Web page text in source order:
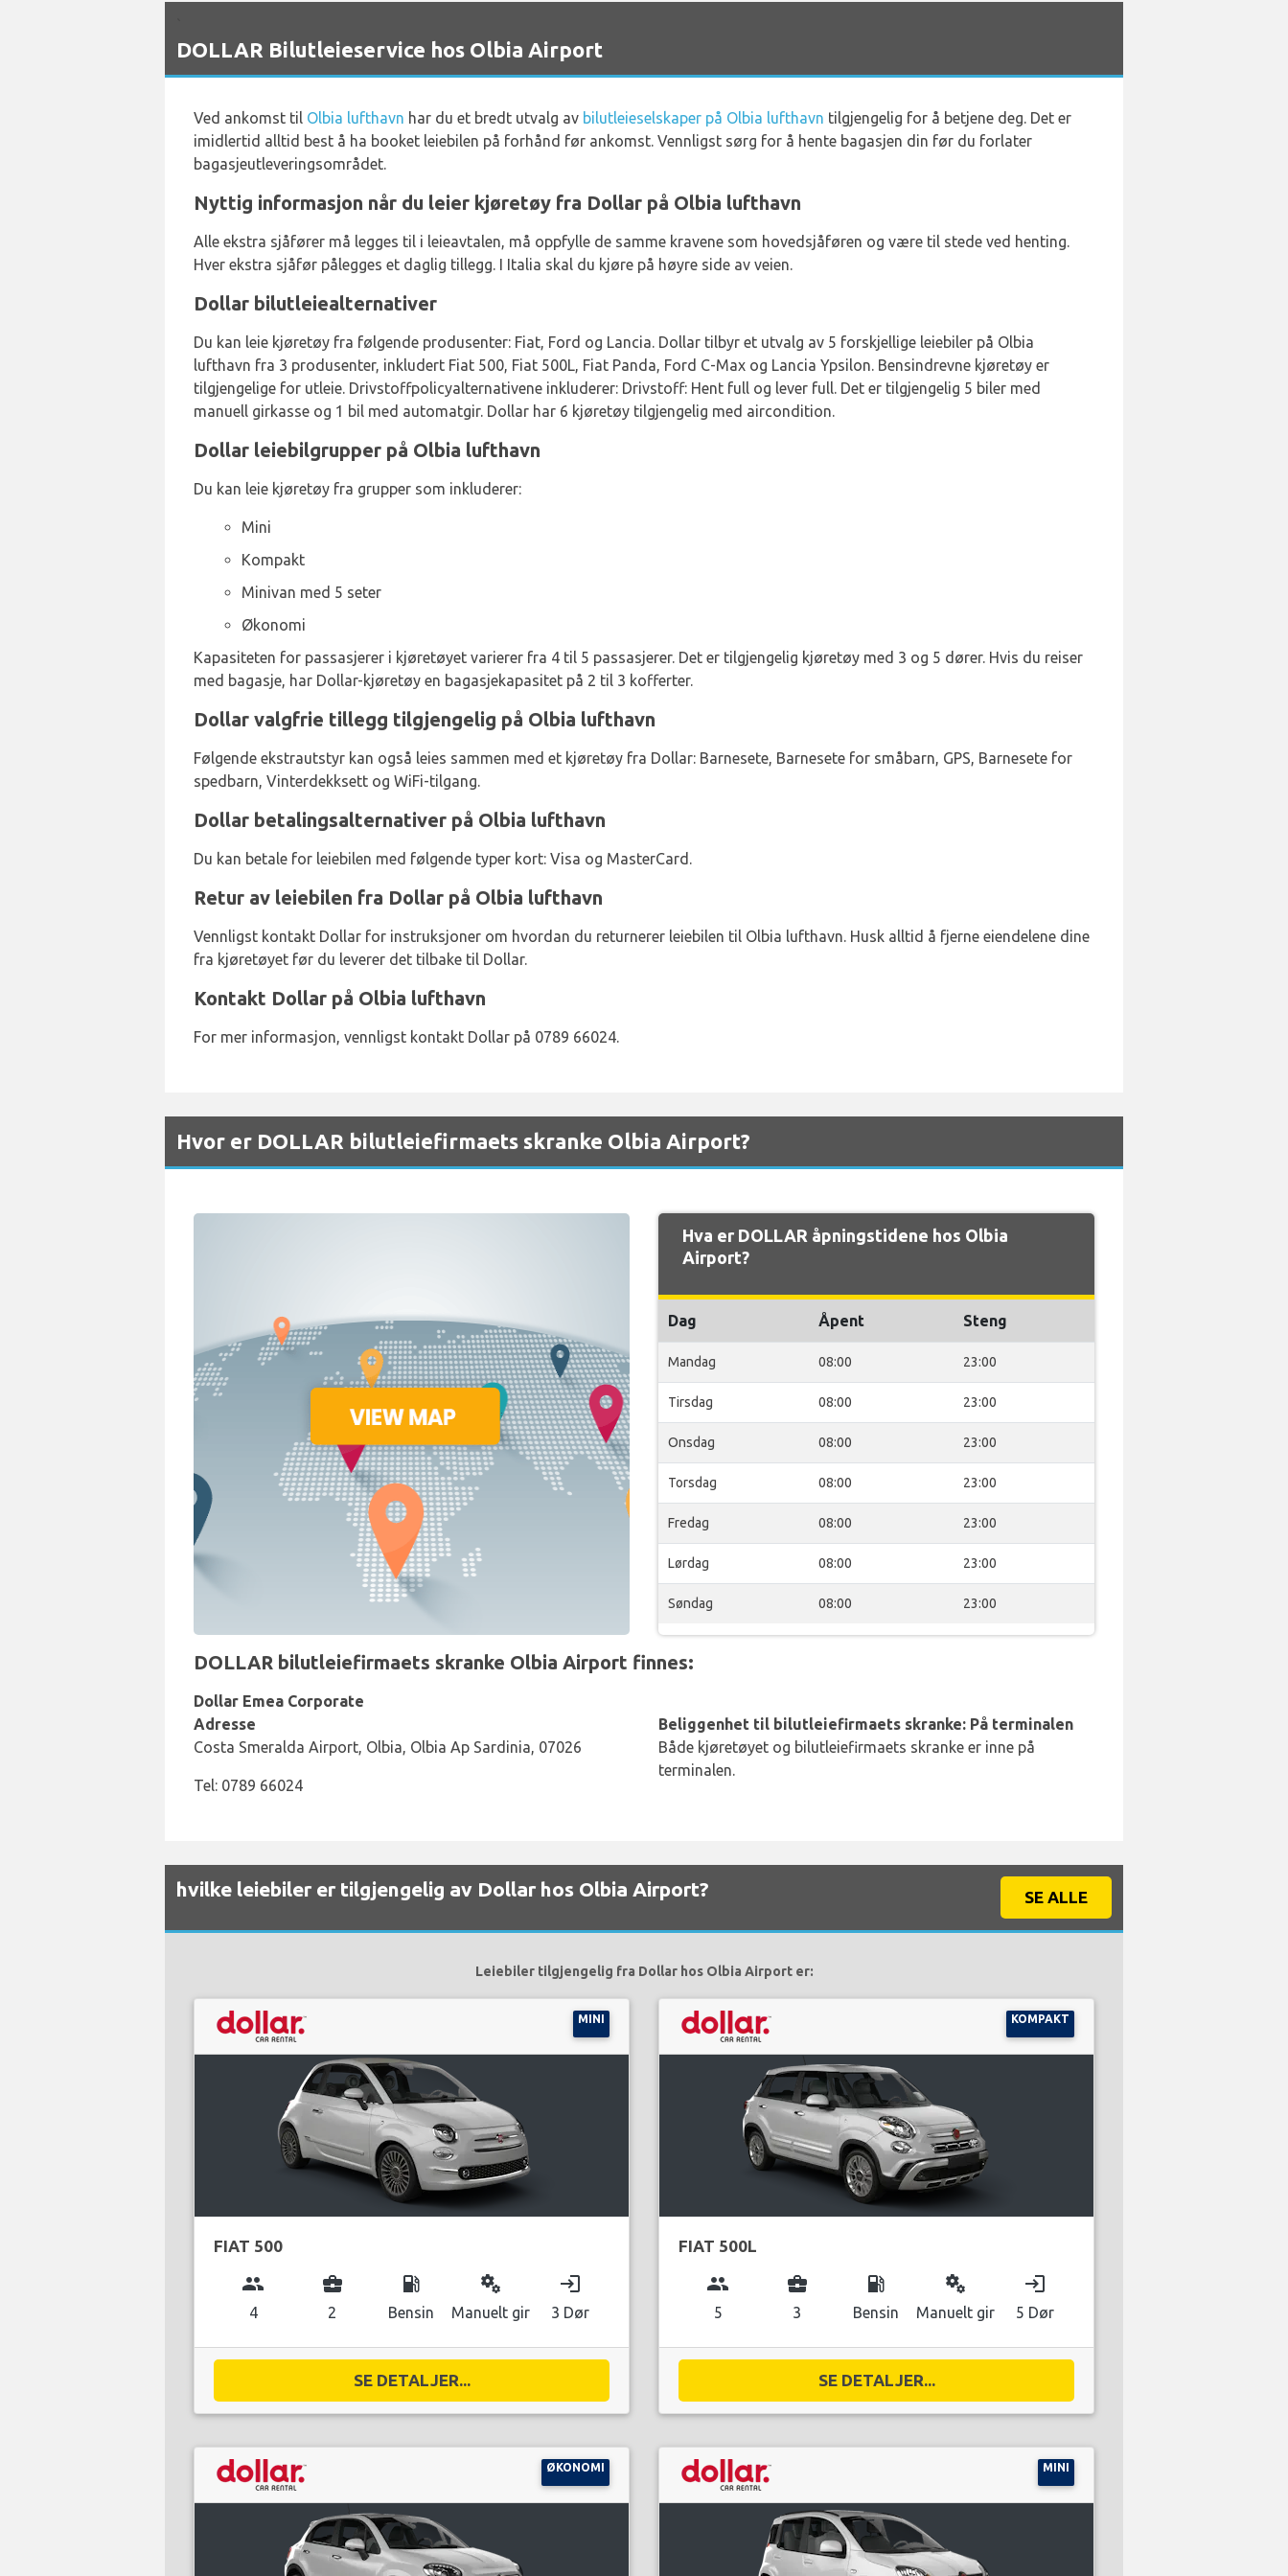
DOLLAR Bilutleieservice hos Olbia Airport
Ved ankomst til Olbia lufthavn har du et bredt utvalg av bilutleieselskaper på Olbia lufthavn tilgjengelig for å betjene deg. Det er
imidlertid alltid best å ha booket leiebilen på forhånd før ankomst. Vennligst sørg for å hente bagasjen din før du forlater
bagasjeutleveringsområdet.
Nyttig informasjon når du leier kjøretøy fra Dollar på Olbia lufthavn
Alle ekstra sjåfører må legges til i leieavtalen, må oppfylle de samme kravene som hovedsjåføren og være til stede ved henting.
Hver ekstra sjåfør pålegges et daglig tillegg. I Italia skal du kjøre på høyre side av veien.
Dollar bilutleiealternativer
Du kan leie kjøretøy fra følgende produsenter: Fiat, Ford og Lancia. Dollar tilbyr et utvalg av 5 forskjellige leiebiler på Olbia
lufthavn fra 3 produsenter, inkludert Fiat 500, Fiat 500L, Fiat Panda, Ford C-Max og Lancia Ypsilon. Bensindrevne kjøretøy er
tilgjengelige for utleie. Drivstoffpolicyalternativene inkluderer: Drivstoff: Hent full og lever full. Det er tilgjengelig 5 biler med
manuell girkasse og 1 bil med automatgir. Dollar har 6 kjøretøy tilgjengelig med aircondition.
Dollar leiebilgrupper på Olbia lufthavn
Du kan leie kjøretøy fra grupper som inkluderer:
Mini
Kompakt
Minivan med 5 seter
Økonomi
Kapasiteten for passasjerer i kjøretøyet varierer fra 4 til 5 passasjerer. Det er tilgjengelig kjøretøy med 3 og 5 dører. Hvis du reiser
med bagasje, har Dollar-kjøretøy en bagasjekapasitet på 2 til 3 kofferter.
Dollar valgfrie tillegg tilgjengelig på Olbia lufthavn
Følgende ekstrautstyr kan også leies sammen med et kjøretøy fra Dollar: Barnesete, Barnesete for småbarn, GPS, Barnesete for
spedbarn, Vinterdekksett og WiFi-tilgang.
Dollar betalingsalternativer på Olbia lufthavn
Du kan betale for leiebilen med følgende typer kort: Visa og MasterCard.
Retur av leiebilen fra Dollar på Olbia lufthavn
Vennligst kontakt Dollar for instruksjoner om hvordan du returnerer leiebilen til Olbia lufthavn. Husk alltid å fjerne eiendelene dine
fra kjøretøyet før du leverer det tilbake til Dollar.
Kontakt Dollar på Olbia lufthavn
For mer informasjon, vennligst kontakt Dollar på 0789 66024.
Hvor er DOLLAR bilutleiefirmaets skranke Olbia Airport?
Hva er DOLLAR åpningstidene hos Olbia
Airport?
Dag Åpent Steng
Mandag 08:00 23:00
Tirsdag 08:00 23:00
Onsdag 08:00 23:00
Torsdag 08:00 23:00
Fredag 08:00 23:00
Lørdag 08:00 23:00
Søndag 08:00 23:00
DOLLAR bilutleiefirmaets skranke Olbia Airport finnes:
Dollar Emea Corporate
Adresse
Costa Smeralda Airport, Olbia, Olbia Ap Sardinia, 07026
Tel: 0789 66024
Beliggenhet til bilutleiefirmaets skranke: På terminalen
Både kjøretøyet og bilutleiefirmaets skranke er inne på
terminalen.
hvilke leiebiler er tilgjengelig av Dollar hos Olbia Airport? SE ALLE
Leiebiler tilgjengelig fra Dollar hos Olbia Airport er:
MINI
FIAT 500
group
4
business_center
2
local_gas_station
Bensin
miscellaneous_services
Manuelt gir
login
3 Dør
SE DETALJER...
KOMPAKT
FIAT 500L
group
5
business_center
3
local_gas_station
Bensin
miscellaneous_services
Manuelt gir
login
5 Dør
SE DETALJER...
ØKONOMI MINI